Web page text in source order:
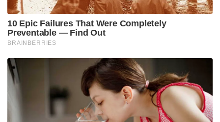
10 Epic Failures That Were Completely
Preventable — Find Out
BRAINBERRIES